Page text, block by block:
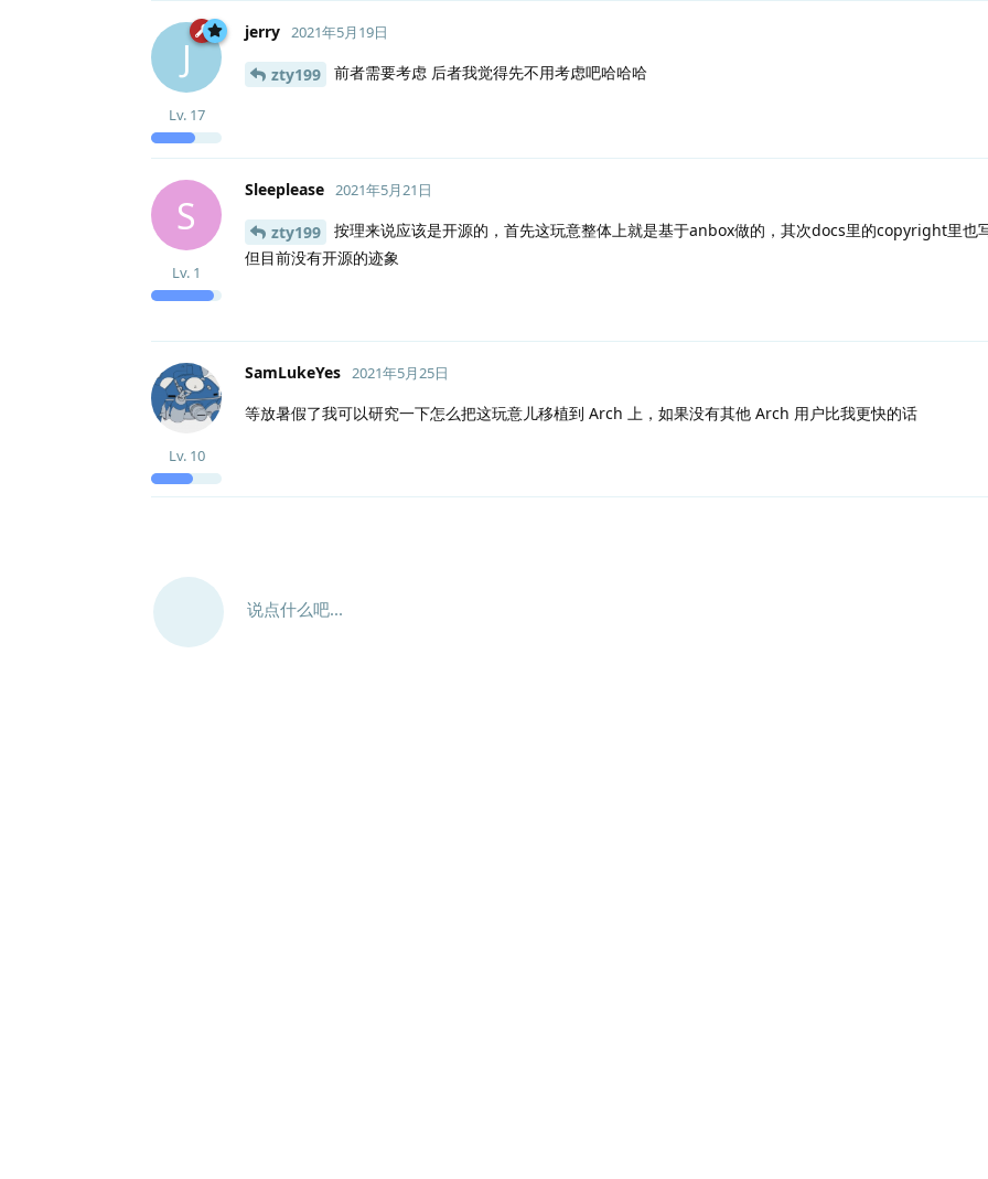
J
jerry
Lv. 17
2021年5月19日
zty199 前者需要考虑 后者我觉得先不用考虑吧哈哈哈
S
Sleeplease
Lv. 1
2021年5月21日
zty199
按理来说应该是开源的，首先这玩意整体上就是基于anbox做的，其次docs里的copyright里也
但目前没有开源的迹象
SamLukeYes
Lv. 10
2021年5月25日
等放暑假了我可以研究一下怎么把这玩意儿移植到 Arch 上，如果没有其他 Arch 用户比我更快的话
说点什么吧...